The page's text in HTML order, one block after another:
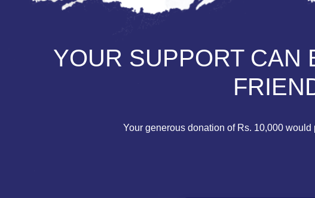
YOUR SUPPORT CAN
Your generous donation of Rs. 10,000